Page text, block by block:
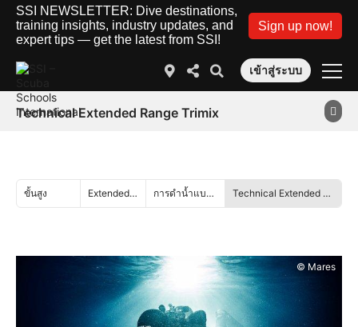
SSI NEWSLETTER: Dive destinations,
training insights, industry updates, and
expert tips — get the latest from SSI!
Sign up now!
เข้าสู่ระบบ
Technical Extended Range Trimix
ขั้นสูง Extended Range การดำน้ำแบบวงจรปิด Technical Extended Range Trimix
© Mares